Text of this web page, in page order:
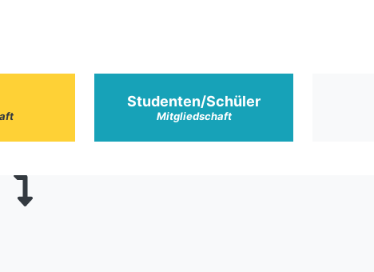
Studenten/Schüler
Mitgliedschaft